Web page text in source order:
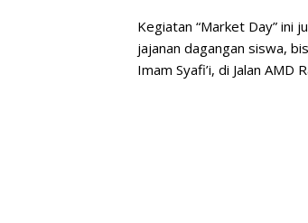
Kegiatan “Market Day” ini
jajanan dagangan siswa,
Imam Syafi’i, di Jalan AMD